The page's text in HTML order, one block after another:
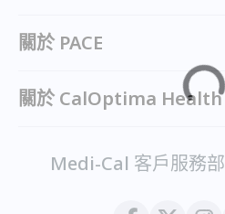
關於 PACE
關於 CalOptima Health
Medi-Cal 客戶服務部